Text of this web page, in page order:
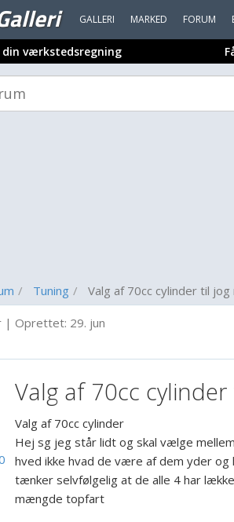
GALLERI MARKED FORUM
din værkstedsregning
Tuning Valg af 70cc cylinder til jog
| Oprettet: 29. jun
Valg af 70cc
Valg af 70cc cylinder
Hej sg jeg står lidt og skal vælge
hved ikke hvad de være af dem yder og
tænker selvfølgelig at de alle 4 har
mængde topfart